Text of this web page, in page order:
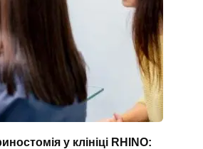
у клініці RHINO: